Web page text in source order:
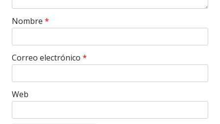
Nombre *
Correo electrónico *
Web